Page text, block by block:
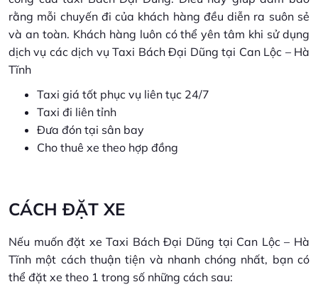
rằng mỗi chuyến đi của khách hàng đều diễn ra suôn sẻ
và an toàn. Khách hàng luôn có thể yên tâm khi sử dụng
dịch vụ các dịch vụ Taxi Bách Đại Dũng tại Can Lộc – Hà
Tĩnh
Taxi giá tốt phục vụ liên tục 24/7
Taxi đi liên tỉnh
Đưa đón tại sân bay
Cho thuê xe theo hợp đồng
CÁCH ĐẶT XE
Nếu muốn đặt xe Taxi Bách Đại Dũng tại Can Lộc – Hà
Tĩnh một cách thuận tiện và nhanh chóng nhất, bạn có
thể đặt xe theo 1 trong số những cách sau: